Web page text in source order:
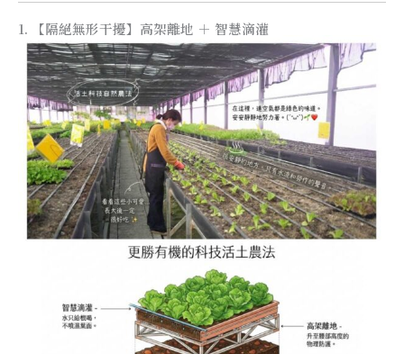
1. 【隔絕無形干擾】高架離地 ＋ 智慧滴灌